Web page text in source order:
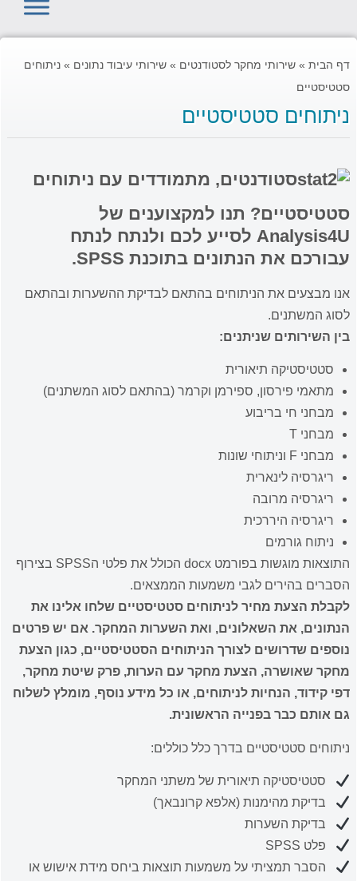
דף הבית » שירותי מחקר לסטודנטים » שירותי עיבוד נתונים » ניתוחים
סטטיסטיים
ניתוחים סטטיסטיים
סטודנטים, מתמודדים עם ניתוחים
סטטיסטיים? תנו למקצוענים של
Analysis4U לסייע לכם ולנתח לנתח
עבורכם את הנתונים בתוכנת SPSS.
אנו מבצעים את הניתוחים בהתאם לבדיקת ההשערות ובהתאם
לסוג המשתנים.
בין השירותים שניתנים:
סטטיסטיקה תיאורית
מתאמי פירסון, ספירמן וקרמר (בהתאם לסוג המשתנים)
מבחני חי בריבוע
מבחני T
מבחני F וניתוחי שונות
ריגרסיה לינארית
ריגרסיה מרובה
ריגרסיה היררכית
ניתוח גורמים
התוצאות מוגשות בפורמט docx הכולל את פלטי הSPSS בצירוף
הסברים בהירים לגבי משמעות הממצאים.
לקבלת הצעת מחיר לניתוחים סטטיסטיים שלחו אלינו את
הנתונים, את השאלונים, ואת השערות המחקר. אם יש פרטים
נוספים שדרושים לצורך הניתוחים הסטטיסטיים, כגון הצעת
מחקר שאושרה, הצעת מחקר עם הערות, פרק שיטת מחקר,
דפי קידוד, הנחיות לניתוחים, או כל מידע נוסף, מומלץ לשלוח
גם אותם כבר בפנייה הראשונית.
ניתוחים סטטיסטיים בדרך כלל כוללים:
סטטיסטיקה תיאורית של משתני המחקר
בדיקת מהימנות (אלפא קרונבאך)
בדיקת השערות
פלט SPSS
הסבר תמציתי על משמעות תוצאות ביחס מידת אישוש או